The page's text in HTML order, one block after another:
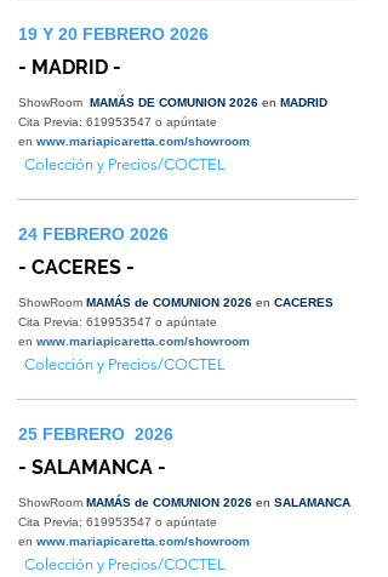
19 Y 20 FEBRERO 2026
- MADRID -
ShowRoom MAMÁS DE COMUNION 2026 en MADRID
Cita Previa: 619953547 o apúntate
en www.mariapicaretta.com/showroom
Colección y Precios/COCTEL
24 FEBRERO 2026
- CACERES -
ShowRoom MAMÁS de COMUNION 2026 en CACERES
Cita Previa: 619953547 o apúntate
en www.mariapicaretta.com/showroom
Colección y Precios/COCTEL
25 FEBRERO 2026
- SALAMANCA -
ShowRoom MAMÁS de COMUNION 2026 en SALAMANCA
Cita Previa: 619953547 o apúntate
en www.mariapicaretta.com/showroom
Colección y Precios/COCTEL